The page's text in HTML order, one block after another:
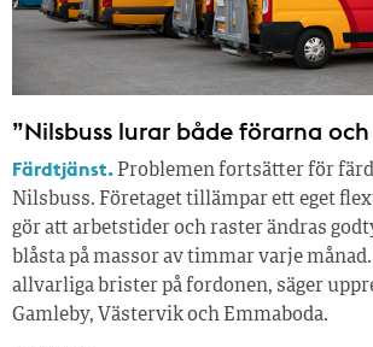
”Nilsbuss lurar både förarna
Färdtjänst. Problemen fortsätter för
Nilsbuss. Företaget tillämpar ett eget
gör att arbetstider och raster ändras
blåsta på massor av timmar varje
allvarliga brister på fordonen, säger
Gamleby, Västervik och Emmaboda.